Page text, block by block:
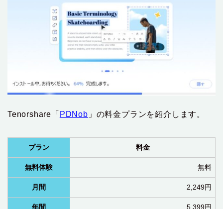
Tenorshare「 PDNob 」の料金プランを紹介します。
プラン 料金
無料体験 無料
月間 2,249円
年間 5,399円